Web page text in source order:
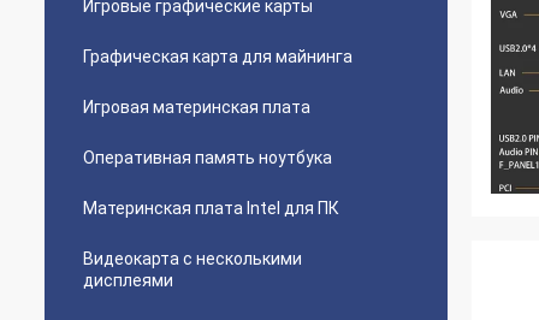
Игровые графические карты
Графическая карта для майнинга
Игровая материнская плата
Оперативная память ноутбука
Материнская плата Intel для ПК
Видеокарта с несколькими
дисплеями